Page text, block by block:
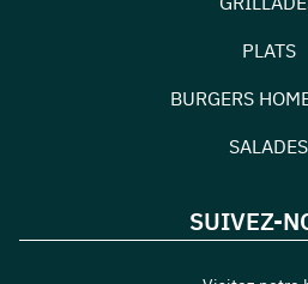
PLATS
BURGERS
SALADES
SUIVEZ-